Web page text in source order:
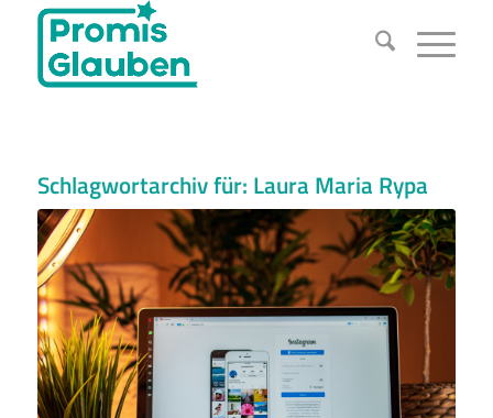
Schlagwortarchiv für: Laura Maria Rypa